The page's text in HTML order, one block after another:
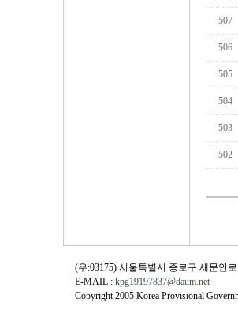
507
506
505
504
503
502
(우:03175) 서울특별시 종로구 새문안
E-MAIL : kpg19197837@daum.net
Copyright 2005 Korea Provisional